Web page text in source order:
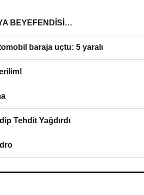
BEYEFENDİSİ…
baraja uçtu: 5 yaralı
Tehdit Yağdırdı